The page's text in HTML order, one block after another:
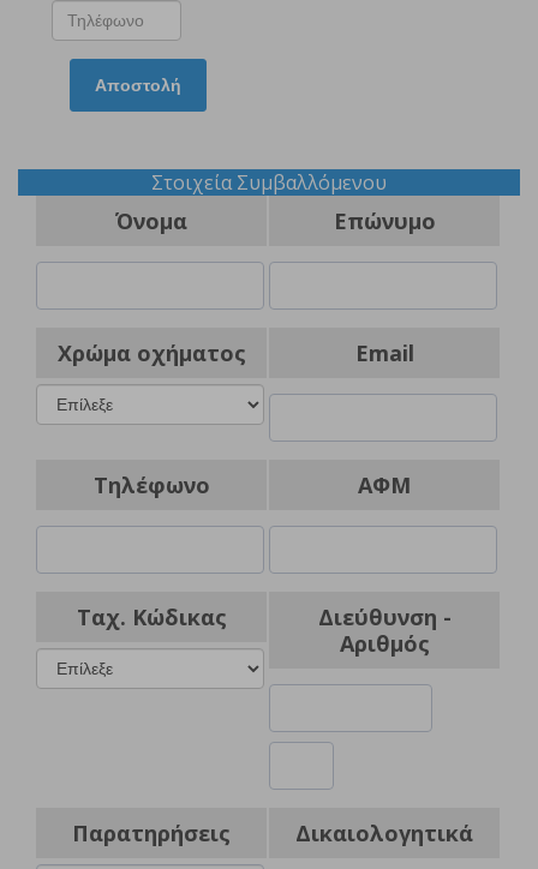
Αποστολή
Στοιχεία Συμβαλλόμενου
Όνομα Επώνυμο
Χρώμα οχήματος Email
Τηλέφωνο ΑΦΜ
Ταχ. Κώδικας
Διεύθυνση -
Αριθμός
Παρατηρήσεις Δικαιολογητικά